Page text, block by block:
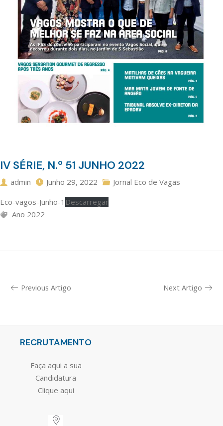
IV SÉRIE, N.º 51 JUNHO 2022
admin Junho 29, 2022
Jornal Eco de Vagas
Eco-vagos-Junho-1 Descarregar
Ano 2022
Previous Artigo Next Artigo
RECRUTAMENTO
Faça aqui a sua
Candidatura
Clique aqui